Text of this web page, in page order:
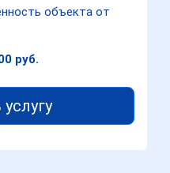
объекта от
руб.